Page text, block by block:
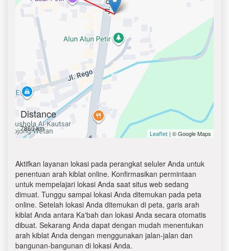
Distance
7860 km
Leaflet | © Google Maps
Aktifkan layanan lokasi pada perangkat seluler Anda untuk
penentuan arah kiblat online. Konfirmasikan permintaan
untuk mempelajari lokasi Anda saat situs web sedang
dimuat. Tunggu sampai lokasi Anda ditemukan pada peta
online. Setelah lokasi Anda ditemukan di peta, garis arah
kiblat Anda antara Ka'bah dan lokasi Anda secara otomatis
dibuat. Sekarang Anda dapat dengan mudah menentukan
arah kiblat Anda dengan menggunakan jalan-jalan dan
bangunan-bangunan di lokasi Anda.